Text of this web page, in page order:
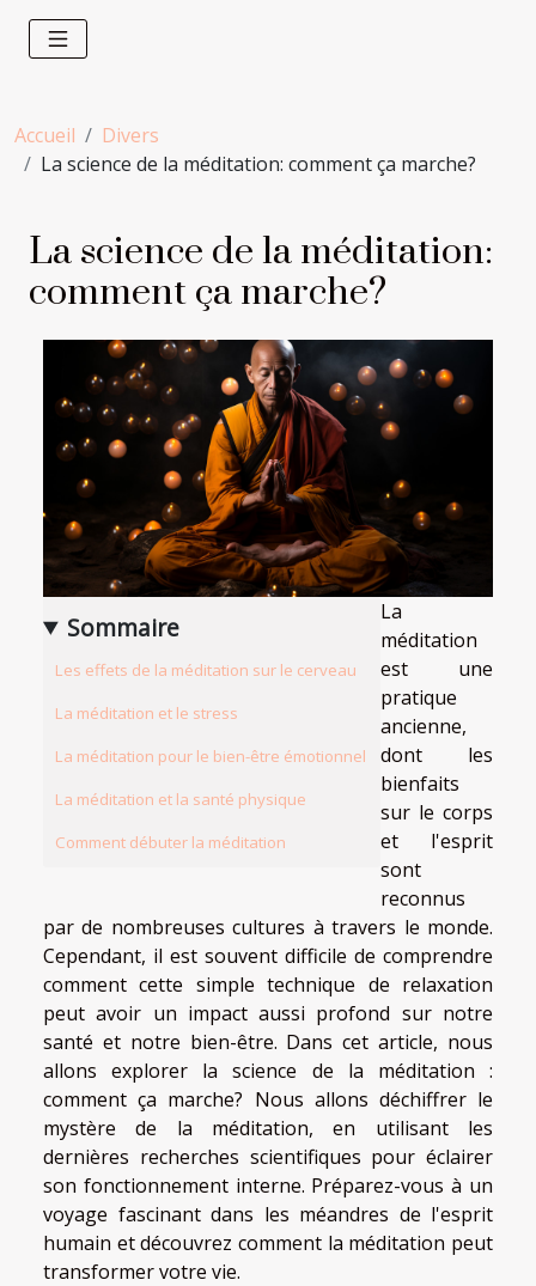
Accueil
Divers
La science de la méditation: comment ça marche?
La science de la méditation:
comment ça marche?
Sommaire
Les effets de la méditation sur le cerveau
La méditation et le stress
La méditation pour le bien-être émotionnel
La méditation et la santé physique
Comment débuter la méditation
La
méditation
est une
pratique
ancienne,
dont les
bienfaits
sur le corps
et l'esprit
sont
reconnus
par de nombreuses cultures à travers le monde.
Cependant, il est souvent difficile de comprendre
comment cette simple technique de relaxation
peut avoir un impact aussi profond sur notre
santé et notre bien-être. Dans cet article, nous
allons explorer la science de la méditation :
comment ça marche? Nous allons déchiffrer le
mystère de la méditation, en utilisant les
dernières recherches scientifiques pour éclairer
son fonctionnement interne. Préparez-vous à un
voyage fascinant dans les méandres de l'esprit
humain et découvrez comment la méditation peut
transformer votre vie.